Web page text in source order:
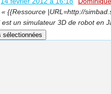
{{Ressource |URL=http://
est un simulateur 3D de robot en